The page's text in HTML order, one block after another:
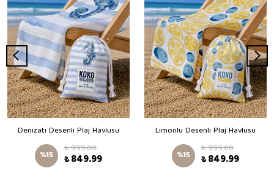
Denizatı Desenli Plaj Havlusu
%15 ₺ 999.00
₺ 849.99
Limonlu Desenli Plaj Havlusu
%15 ₺ 999.00
₺ 849.99